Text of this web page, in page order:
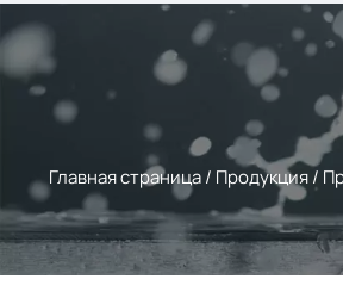
Главная страница/ Продукция/